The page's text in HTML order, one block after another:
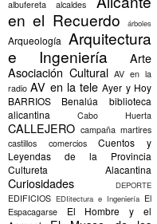
albufereta alcaldes
en el Recuerdo
árboles
Arqueología Arquitectura
e Ingeniería
Arte
Asociación Cultural AV en la
radio AV en la tele Ayer y Hoy
BARRIOS
Benalúa
biblioteca
alicantina
Cabo Huerta
CALLEJERO campaña martires
castillos
comercios
Cuentos y
Leyendas de la Provincia
Cultureta Alacantina
Curiosidades DEPORTE
EDIFICIOS EDIitectura e Ingeniería El
Espacagarse
El Hombre y el